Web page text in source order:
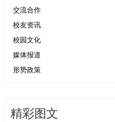
交流合作
校友资讯
校园文化
媒体报道
形势政策
精彩图文